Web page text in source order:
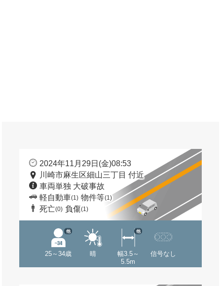
2024年11月29日(金)08:53
川崎市麻生区細山三丁目 付近
車両単独 大破事故
軽自動車(1) 物件等(1)
死亡(0) 負傷(1)
25～34歳
他
晴
幅3.5～
5.5m
他
信号なし